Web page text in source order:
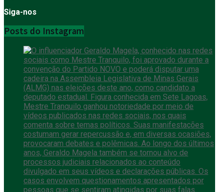
Siga-nos
Posts do Instagram